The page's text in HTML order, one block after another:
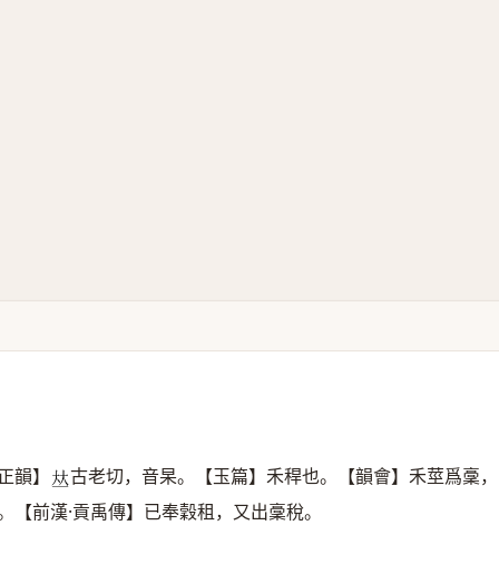
韻】 𠀤古老切，音杲。【玉篇】禾稈也。【韻會】禾莖爲稾，
前漢·貢禹傳】已奉穀租，又出稾稅。